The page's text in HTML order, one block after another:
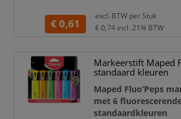
markeert u zowel
perfect voor het
De heldere gele inkt
optimale
onderliggende tekst
inkt is sneldrogend
€ 0,61
excl. BTW per Stuk
€ 0,74 incl. 21% BTW
Markeerstift Maped
standaard kleuren
Maped Fluo’Peps
met 6
standaardkleuren